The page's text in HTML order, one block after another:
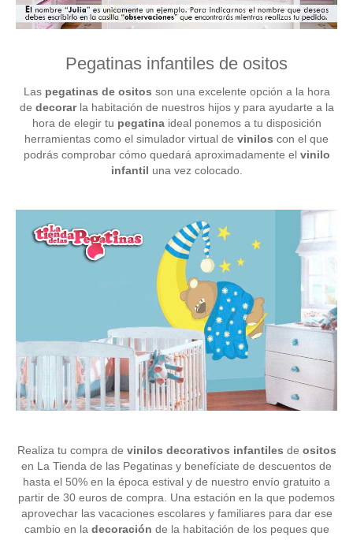
Pegatinas infantiles de ositos
Laspegatinas de ositos son una excelente opción a la hora
de decorar la habitación de nuestros hijos y para ayudarte a la
hora de elegir tu pegatinaideal ponemos a tu disposición
herramientas como el simulador virtual de vinilos con el que
podrás comprobar cómo quedará aproximadamente el vinilo
infantil una vez colocado.
Realiza tu compra de vinilos decorativos infantiles de ositos
en La Tienda de las Pegatinas y benefíciate de descuentos de
hasta el 50% en la época estival y de nuestro envío gratuito a
partir de 30 euros de compra. Una estación en la que podemos
aprovechar las vacaciones escolares y familiares para dar ese
cambio en la decoración de la habitación de los peques que